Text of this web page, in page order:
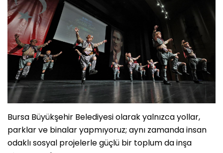
Bursa Büyükşehir Belediyesi olarak yalnızca yollar,
parklar ve binalar yapmıyoruz; aynı zamanda insan
odaklı sosyal projelerle güçlü bir toplum da inşa